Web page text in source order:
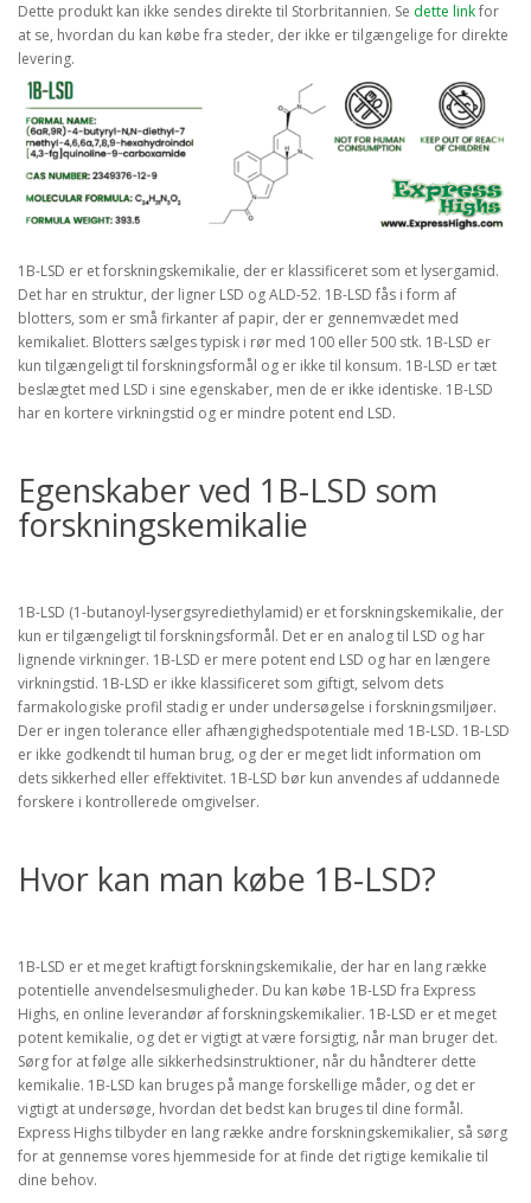
Dette produkt kan ikke sendes direkte til Storbritannien. Se dette linkfor
at se, hvordan du kan købe fra steder, der ikke er tilgængelige for direkte
levering.
1B-LSD er et forskningskemikalie, der er klassificeret som et lysergamid.
Det har en struktur, der ligner LSD og ALD-52. 1B-LSD fås i form af
blotters, som er små firkanter af papir, der er gennemvædet med
kemikaliet. Blotters sælges typisk i rør med 100 eller 500 stk. 1B-LSD er
kun tilgængeligt til forskningsformål og er ikke til konsum. 1B-LSD er tæt
beslægtet med LSD i sine egenskaber, men de er ikke identiske. 1B-LSD
har en kortere virkningstid og er mindre potent end LSD.
Egenskaber ved 1B-LSD som
forskningskemikalie
1B-LSD (1-butanoyl-lysergsyrediethylamid) er et forskningskemikalie, der
kun er tilgængeligt til forskningsformål. Det er en analog til LSD og har
lignende virkninger. 1B-LSD er mere potent end LSD og har en længere
virkningstid. 1B-LSD er ikke klassificeret som giftigt, selvom dets
farmakologiske profil stadig er under undersøgelse i forskningsmiljøer.
Der er ingen tolerance eller afhængighedspotentiale med 1B-LSD. 1B-LSD
er ikke godkendt til human brug, og der er meget lidt information om
dets sikkerhed eller effektivitet. 1B-LSD bør kun anvendes af uddannede
forskere i kontrollerede omgivelser.
Hvor kan man købe 1B-LSD?
1B-LSD er et meget kraftigt forskningskemikalie, der har en lang række
potentielle anvendelsesmuligheder. Du kan købe 1B-LSD fra Express
Highs, en online leverandør af forskningskemikalier. 1B-LSD er et meget
potent kemikalie, og det er vigtigt at være forsigtig, når man bruger det.
Sørg for at følge alle sikkerhedsinstruktioner, når du håndterer dette
kemikalie. 1B-LSD kan bruges på mange forskellige måder, og det er
vigtigt at undersøge, hvordan det bedst kan bruges til dine formål.
Express Highs tilbyder en lang række andre forskningskemikalier, så sørg
for at gennemse vores hjemmeside for at finde det rigtige kemikalie til
dine behov.